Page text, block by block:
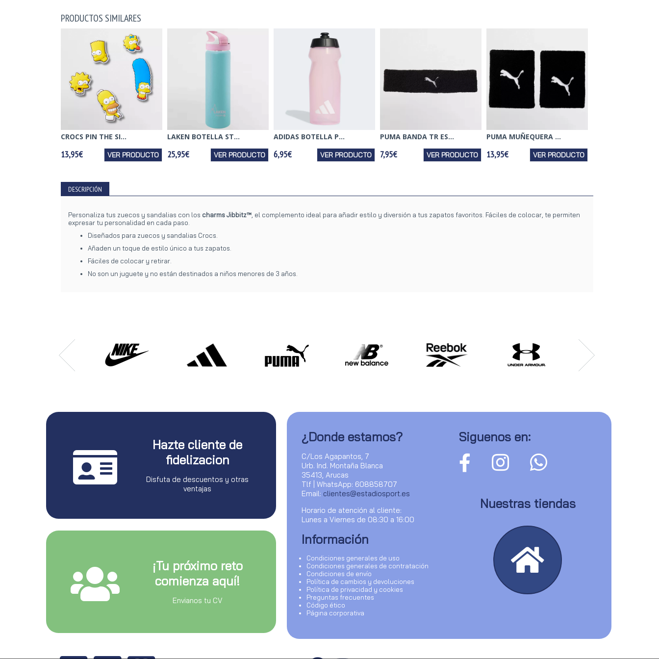
PRODUCTOS SIMILARES
CROCS PIN THE SI...
13,95€ VER PRODUCTO
LAKEN BOTELLA ST...
25,95€ VER PRODUCTO
ADIDAS BOTELLA P...
6,95€ VER PRODUCTO
PUMA BANDA TR ES...
7,95€ VER PRODUCTO
PUMA MUÑEQUERA ...
13,95€ VER PRODUCTO
DESCRIPCIÓN
Personaliza tus zuecos y sandalias con los charms Jibbitz™ , el complemento ideal para añadir estilo y diversión a tus zapatos favoritos. Fáciles de colocar, te permiten
expresar tu personalidad en cada paso.
Diseñados para zuecos y sandalias Crocs.
Añaden un toque de estilo único a tus zapatos.
Fáciles de colocar y retirar.
No son un juguete y no están destinados a niños menores de 3 años.
Hazte cliente de
fidelizacion
Disfuta de descuentos y otras
ventajas
¡Tu próximo reto
comienza aquí!
Envianos tu CV
¿Donde estamos?
C/Los Agapantos, 7
Urb. Ind. Montaña Blanca
35413, Arucas
Tlf | WhatsApp: 608858707
Email: clientes@estadiosport.es
Horario de atención al cliente:
Lunes a Viernes de 08:30 a 16:00
Información
Condiciones generales de uso
Condiciones generales de contratación
Condiciones de envío
Política de cambios y devoluciones
Política de privacidad y cookies
Preguntas frecuentes
Código ético
Página corporativa
Siguenos en:
Nuestras tiendas